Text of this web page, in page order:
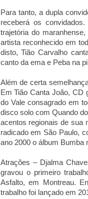
Para tanto, a dupla
receberá os
trajetória do
artista reconhecido em
disto, Tião Carvalho
canto da ema e Peba na
Além de certa
Em Tião Canta João, CD
do Vale consagrado em
disco solo com Quando
acentos regionais de sua
radicado em São Paulo,
ano 2000 o álbum Bumba
Atrações – Djalma
gravou o primeiro
Asfalto, em Montreau.
trabalho foi lançado em